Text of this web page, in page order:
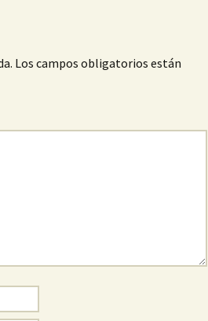
Los campos obligatorios están